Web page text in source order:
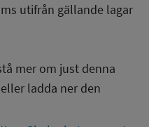
utifrån gällande lagar
mer om just denna
ladda ner den